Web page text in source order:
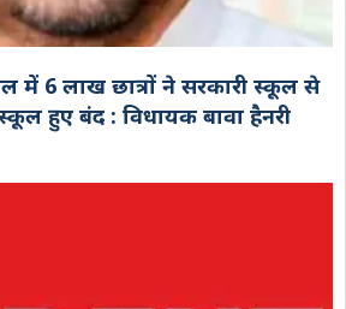
में 6 लाख छात्रों ने सरकारी स्कूल से
हुए बंद : विधायक बावा हैनरी